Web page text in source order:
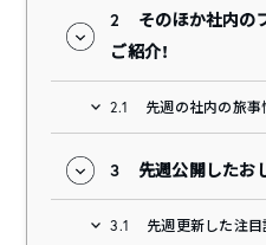
2
そのほか社内の
ご紹介！
2.1 先週の社内の旅事
3 先週公開したお
3.1 先週更新した注目